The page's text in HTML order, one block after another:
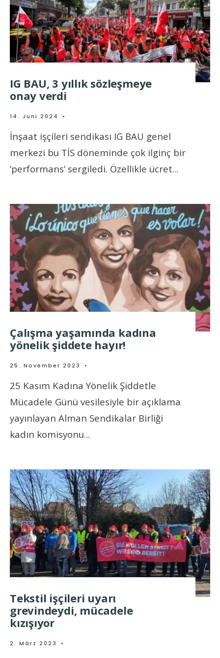
IG BAU, 3 yıllık sözleşmeye
onay verdi
14. Juni 2024 •
İnşaat işçileri sendikası IG BAU genel
merkezi bu TİS döneminde çok ilginç bir
‘performans’ sergiledi. Özellikle ücret...
Çalışma yaşamında kadına
yönelik şiddete hayır!
25. November 2023 •
25 Kasım Kadına Yönelik Şiddetle
Mücadele Günü vesilesiyle bir açıklama
yayınlayan Alman Sendikalar Birliği
kadın komisyonu...
Tekstil işçileri uyarı
grevindeydi, mücadele
kızışıyor
2. März 2023 •